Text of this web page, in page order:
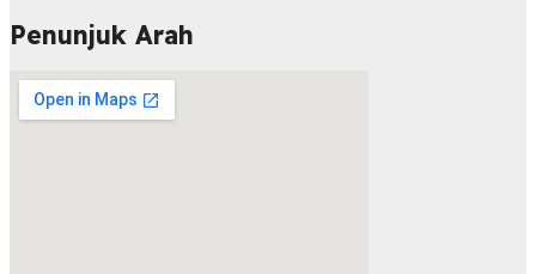
Penunjuk Arah